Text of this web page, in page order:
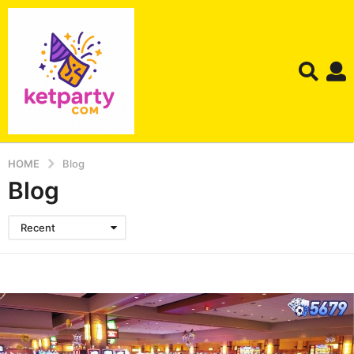
HOME Blog
Blog
Recent